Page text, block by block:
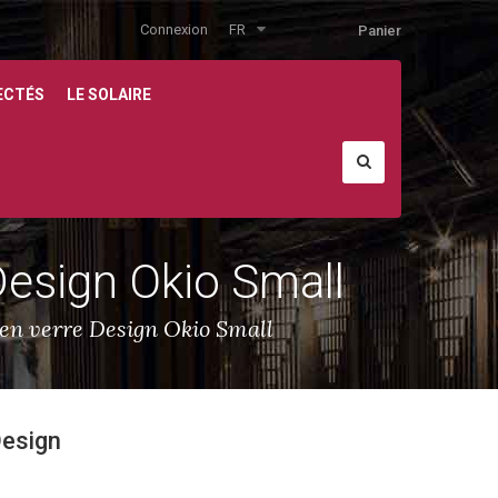
Panier
FR
Connexion
LE SOLAIRE
Okio Small
verre Design Okio Small